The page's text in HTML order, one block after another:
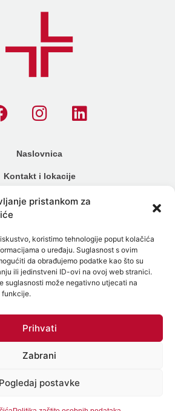
pristankom za
koristimo tehnologije poput kolačića
o uređaju. Suglasnost s ovim
da obrađujemo podatke kao što su
ili jedinstveni ID-ovi na ovoj web stranici.
suglasnosti može negativno utjecati na
funkcije.
Prihvati
Zabrani
Pogledaj postavke
Naslovnica
Kontakt i lokacije
Cjenik
Načini plaćanja
Alergijski testovi
Genetski testovi
na spolne bolesti
Mikrobiom
zaštite osobnih podataka
Politika Kolačića (EU)